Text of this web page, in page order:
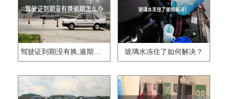
驾驶证到期没有换,逾期怎么办?? 玻璃水冻住了如何解决？